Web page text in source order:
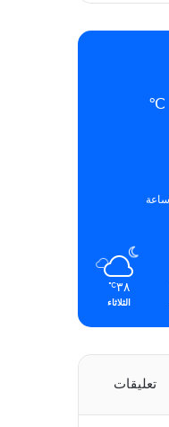
℃
٣٨℃
الثلاثاء
تعليقات